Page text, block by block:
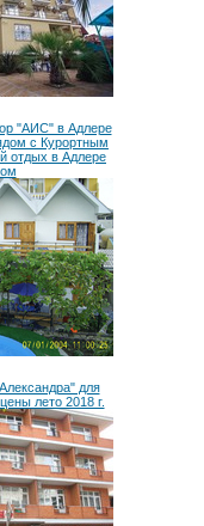
"АИС" в Адлере
с Курортным
отдых в Адлере
для
лето 2018 г.